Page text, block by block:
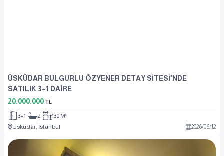
ÜSKÜDAR BULGURLU ÖZYENER DETAY SİTESİ'NDE
SATILIK 3+1 DAİRE
20.000.000 TL
3+1 2
130 M²
Üsküdar, İstanbul
2026/06/12